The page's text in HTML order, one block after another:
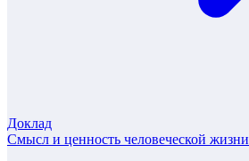
Доклад
Смысл и ценность человеческой жизни